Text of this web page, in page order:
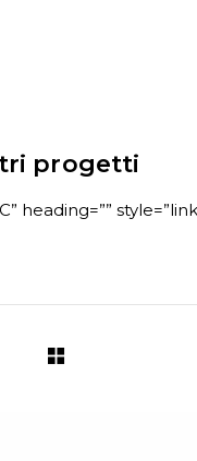
progetti
heading=””